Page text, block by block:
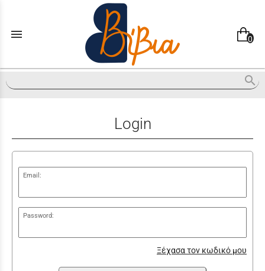
menu 0
search
Login
Email:
Password:
Ξέχασα τον κωδικό μου